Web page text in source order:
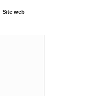
Site web